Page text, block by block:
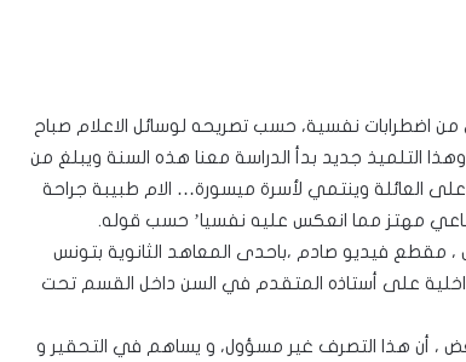
من اضطرابات نفسية، حسب تصريحه لوسائل الاعلام صباح
التلميذ جديد بدأ الدراسة معنا هذه السنة ويبلغ من
على العائلة وينتمي لأسرة ميسورة… الام طبيبة جراحة
مهتز مما انعكس عليه نفسيا’ حسب قوله.
مقطع فيديو صادم ،باحدى المعاهد الثانوية بتونس
على أستاذه المتقدم في السن داخل القسم تحت
، أن هذا التصرف غير مسؤول، و يساهم في التحقير و